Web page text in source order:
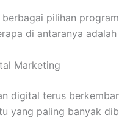
pilihan
di antaranya
Marketing
digital terus
yang paling banyak